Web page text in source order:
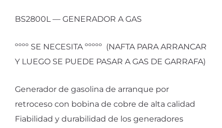
BS2800L — GENERADOR A GAS
ºººº SE NECESITA ººººº (NAFTA PARA ARRANCAR
Y LUEGO SE PUEDE PASAR A GAS DE GARRAFA)
Generador de gasolina de arranque por
retroceso con bobina de cobre de alta calidad
Fiabilidad y durabilidad de los generadores